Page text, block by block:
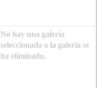
No hay una galería
seleccionada o la galería se
ha eliminado.